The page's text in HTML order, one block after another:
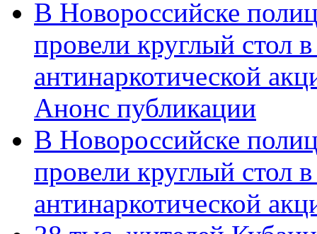
В Новороссийске
провели круглый стол
антинаркотической
Анонс публикации
В Новороссийске
провели круглый стол
антинаркотической